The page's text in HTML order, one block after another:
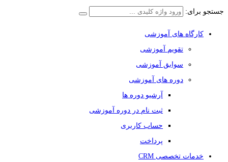
جستجو برای:
کارگاه های آموزشی
تقویم آموزشی
سوابق آموزشی
دوره های آموزشی
آرشیو دوره ها
ثبت نام در دوره آموزشی
حساب کاربری
پرداخت
خدمات تخصصی CRM